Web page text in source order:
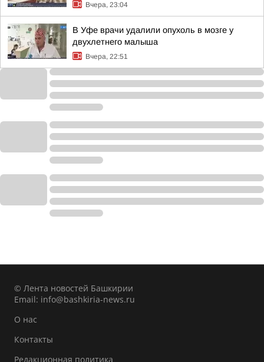
Вчера, 23:04
В Уфе врачи удалили опухоль в мозге у
двухлетнего малыша
Вчера, 22:51
© Лента новостей Башкирии
Email: info@bashkiria-news.ru
О нас
Контакты
Редакционная политика